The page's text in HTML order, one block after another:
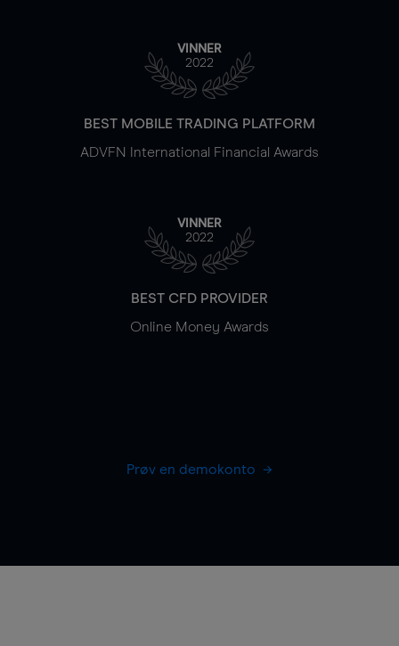
VINNER
2022
BEST MOBILE TRADING PLATFORM
ADVFN International Financial Awards
VINNER
2022
BEST CFD PROVIDER
Online Money Awards
Prøv en demokonto